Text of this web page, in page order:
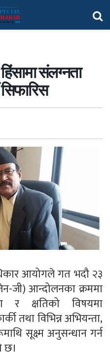
संलग्नता
आयोगले गत भदौ २३
जी) आन्दोलनका क्रममा
र क्षतिको विषयमा
तथा विभिन्न अभियन्ता,
सूक्ष्म अनुसन्धान गर्न
छ।